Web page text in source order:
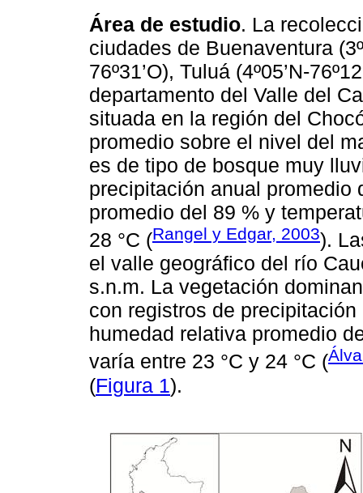
Área de estudio. La
ciudades de Buenaventura
76º31’O), Tuluá (4º05’N-
departamento del Valle del
situada en la región del
promedio sobre el nivel del
es de tipo de bosque muy
precipitación anual promedio
promedio del 89 % y
28 °C (Rangel y Edgar, 2003).
el valle geográfico del río
s.n.m. La vegetación
con registros de
humedad relativa promedio
varía entre 23 °C y 24 °C (
(Figura 1).